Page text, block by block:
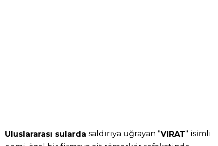
Uluslararası sularda saldırıya uğrayan "VIRAT" isimli